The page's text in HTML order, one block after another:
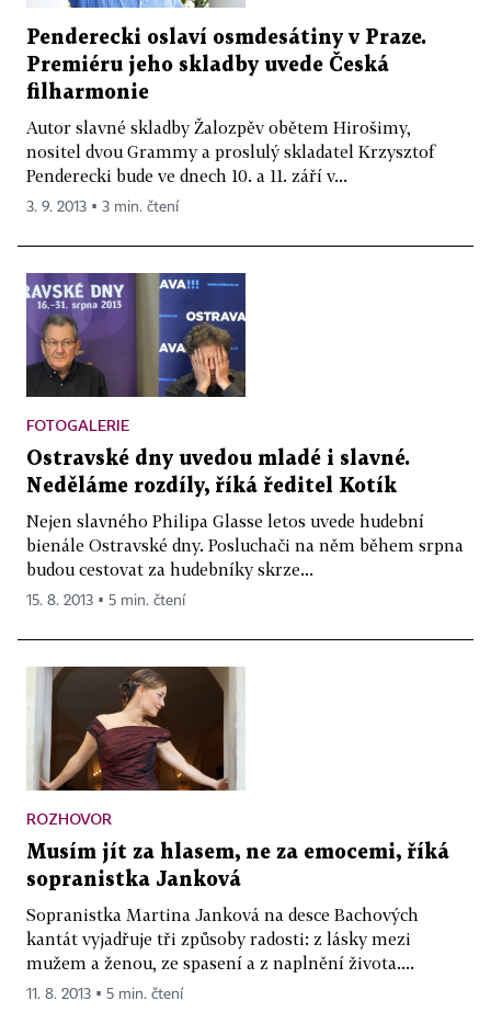
Penderecki oslaví osmdesátiny v Praze.
Premiéru jeho skladby uvede Česká
filharmonie
Autor slavné skladby Žalozpěv obětem Hirošimy,
nositel dvou Grammy a proslulý skladatel Krzysztof
Penderecki bude ve dnech 10. a 11. září v...
3. 9. 2013 ▪ 3 min. čtení
FOTOGALERIE
Ostravské dny uvedou mladé i slavné.
Neděláme rozdíly, říká ředitel Kotík
Nejen slavného Philipa Glasse letos uvede hudební
bienále Ostravské dny. Posluchači na něm během srpna
budou cestovat za hudebníky skrze...
15. 8. 2013 ▪ 5 min. čtení
ROZHOVOR
Musím jít za hlasem, ne za emocemi, říká
sopranistka Janková
Sopranistka Martina Janková na desce Bachových
kantát vyjadřuje tři způsoby radosti: z lásky mezi
mužem a ženou, ze spasení a z naplnění života....
11. 8. 2013 ▪ 5 min. čtení